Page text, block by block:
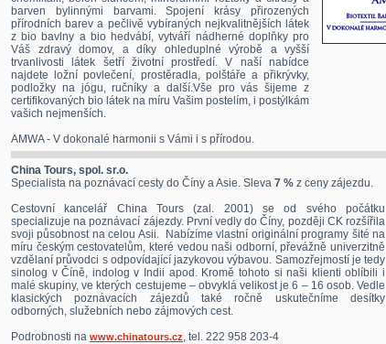
barven bylinnými barvami. Spojení krásy přirozených
přírodních barev a pečlivě vybíraných nejkvalitnějších látek
z bio bavlny a bio hedvábí, vytváří nádherné doplňky pro
Váš zdravý domov, a díky ohleduplné výrobě a vyšší
trvanlivosti látek šetří životní prostředí. V naší nabídce
najdete ložní povlečení, prostěradla, polštáře a přikrývky,
podložky na jógu, ručníky a další.Vše pro vás šijeme z
certifikovaných bio látek na míru Vašim postelím, i postýlkám
vašich nejmenších.
AMWA - V dokonalé harmonii s Vámi i s přírodou.
China Tours, spol. sr.o.
Specialista na poznávací cesty do Číny a Asie. Sleva 7 % z ceny zájezdu.
Cestovní kancelář China Tours (zal. 2001) se od svého počátku
specializuje na poznávací zájezdy. První vedly do Číny, později CK rozšířila
svoji působnost na celou Asii. Nabízíme vlastní originální programy šité na
míru českým cestovatelům, které vedou naši odborní, převážně univerzitně
vzdělaní průvodci s odpovídající jazykovou výbavou. Samozřejmostí je tedy
sinolog v Číně, indolog v Indii apod. Kromě tohoto si naši klienti oblíbili i
malé skupiny, ve kterých cestujeme – obvyklá velikost je 6 – 16 osob. Vedle
klasických poznávacích zájezdů také ročně uskutečníme desítky
odborných, služebních nebo zájmových cest.
Podrobnosti na www.chinatours.cz, tel. 222 958 203-4